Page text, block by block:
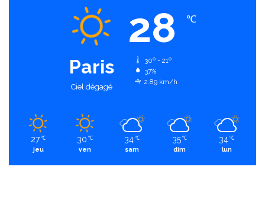
Paris
Ciel dégagé
28 ℃
30º - 21º
37%
2.89 km/h
27 ℃
jeu
30 ℃
ven
34 ℃
sam
35 ℃
dim
34 ℃
lun